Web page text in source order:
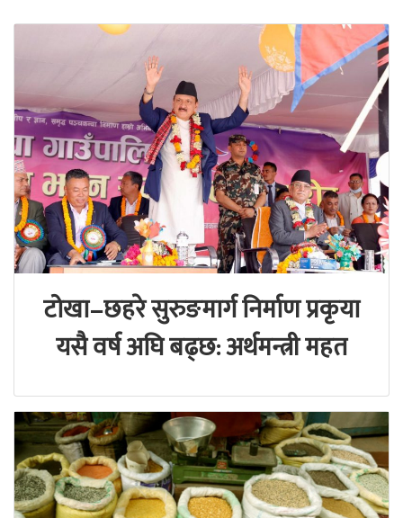
टोखा–छहरे सुरुङमार्ग निर्माण प्रकृया
यसै वर्ष अघि बढ्छ: अर्थमन्त्री महत